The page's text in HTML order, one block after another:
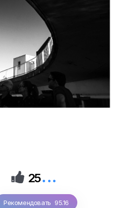
 25...
Рекомендовать 95.16